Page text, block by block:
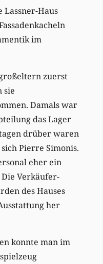
Lassner-Haus
im
zuerst
sie
Damals war
das Lager
drüber waren
Pierre Simonis.
eher ein
Verkäufer-
des Hauses
her
konnte man im